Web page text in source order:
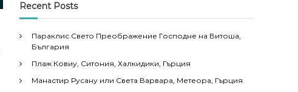
Recent Posts
Параклис Свето Преображение Господне на Витоша,
България
Плаж Ковиу, Ситония, Халкидики, Гърция
Манастир Русану или Света Варвара, Метеора, Гърция